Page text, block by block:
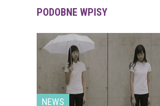
PODOBNE WPISY
NEWS